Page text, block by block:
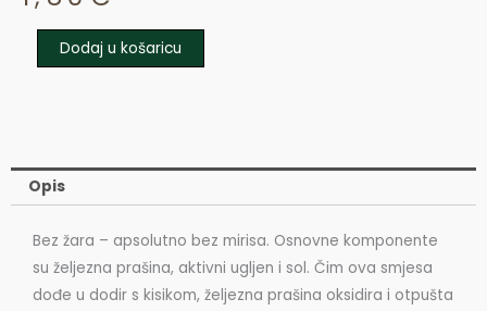
Grijač
ljepljivom
površinom
Dodaj u košaricu
Opis
Bez žara – apsolutno bez mirisa. Osnovne komponente
su željezna prašina, aktivni ugljen i sol. Čim ova smjesa
dođe u dodir s kisikom, željezna prašina oksidira i otpušta